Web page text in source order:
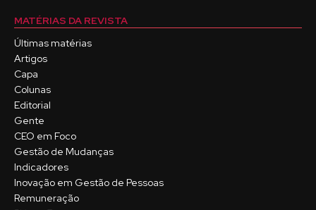
MATÉRIAS DA REVISTA
Últimas matérias
Artigos
Capa
Colunas
Editorial
Gente
CEO em Foco
Gestão de Mudanças
Indicadores
Inovação em Gestão de Pessoas
Remuneração